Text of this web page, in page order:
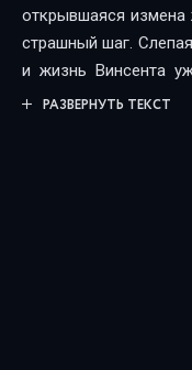
открывшаяся
страшный шаг.
и жизнь Винсента
простить
РАЗВЕРНУТЬ ТЕКСТ